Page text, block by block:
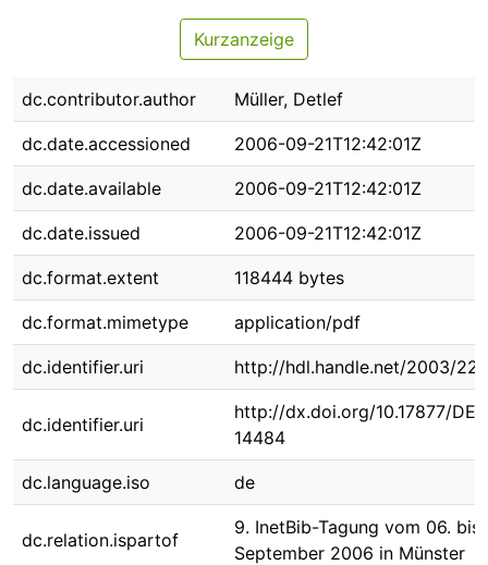
Zurück zur Startseite
Kurzanzeige
dc.contributor.author Müller, Detlef
dc.date.accessioned 2006-09-21T12:42:01Z
dc.date.available 2006-09-21T12:42:01Z
dc.date.issued 2006-09-21T12:42:01Z
dc.format.extent 118444 bytes
dc.format.mimetype application/pdf
dc.identifier.uri http://hdl.handle.net/2003/
dc.identifier.uri
http://dx.doi.org/10.17877/
14484
dc.language.iso de
dc.relation.ispartof
9. InetBib-Tagung vom 06. bis
September 2006 in Münster